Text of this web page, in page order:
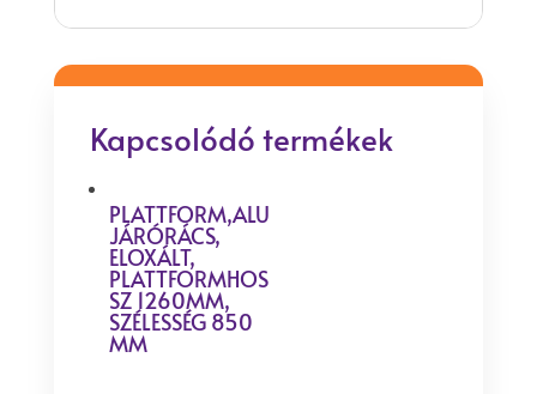
Kapcsolódó termékek
PLATTFORM,ALU
JÁRÓRÁCS,
ELOXÁLT,
PLATTFORMHOS
SZ 1260MM,
SZÉLESSÉG 850
MM